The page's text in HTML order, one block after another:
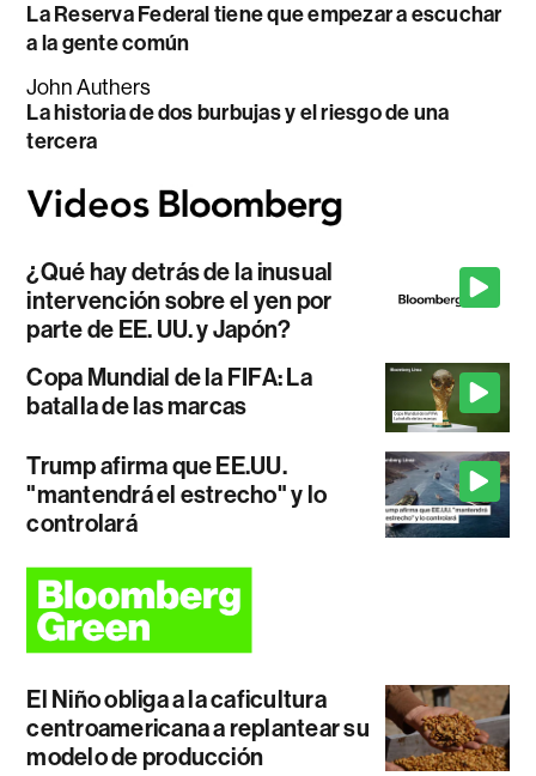
La Reserva Federal tiene que empezar a escuchar
a la gente común
John Authers
La historia de dos burbujas y el riesgo de una
tercera
¿Qué hay detrás de la inusual
intervención sobre el yen por
parte de EE. UU. y Japón?
Copa Mundial de la FIFA: La
batalla de las marcas
Trump afirma que EE.UU.
"mantendrá el estrecho" y lo
controlará
El Niño obliga a la caficultura
centroamericana a replantear su
modelo de producción